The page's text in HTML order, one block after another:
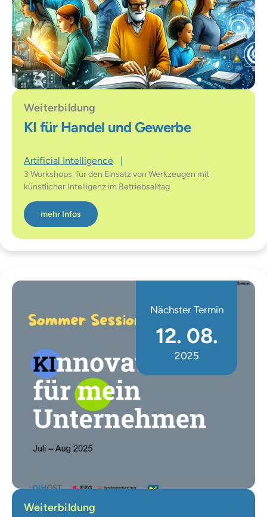
Weiterbildung
KI für Handel und Gewerbe
Artificial Intelligence |
3 Workshops, für den Einsatz von Werkzeugen mit
künstlicher Intelligenz im Betriebsalltag
mehr Infos
Weiterbildung
Nächster Termin
12. 08.
2025